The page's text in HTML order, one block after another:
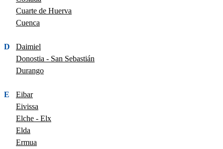
Cuarte de Huerva
Cuenca
D
Daimiel
Donostia - San Sebastián
Durango
E
Eibar
Eivissa
Elche - Elx
Elda
Ermua